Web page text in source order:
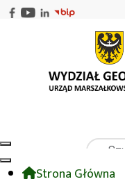
Szukaj
Strona Główna